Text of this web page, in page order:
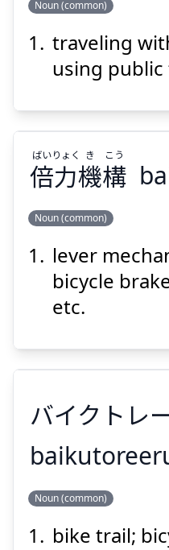
Suspend
Noun (common)
traveling
using
構
こう
Suspend
倍力機構
ばいりょく き こう
Noun (common)
lever
bicycle
etc.
バイク
バイクトレ
Noun (common)
bike trail;